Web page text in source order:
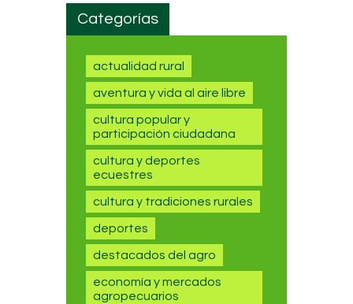
Categorías
actualidad rural
aventura y vida al aire libre
cultura popular y
participación ciudadana
cultura y deportes
ecuestres
cultura y tradiciones rurales
deportes
destacados del agro
economía y mercados
agropecuarios